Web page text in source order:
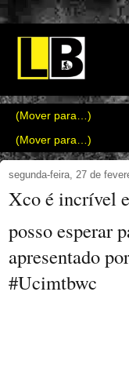
segunda-feira, 27 de
Xco é incrível
posso esperar
apresentado
#Ucimtbwc